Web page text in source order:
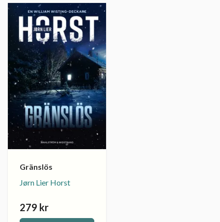
Gränslös
Jørn Lier Horst
279 kr